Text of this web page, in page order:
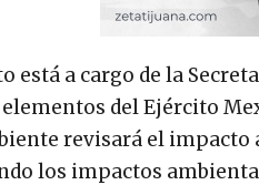
está a cargo de la
del Ejército
revisará el
los impactos